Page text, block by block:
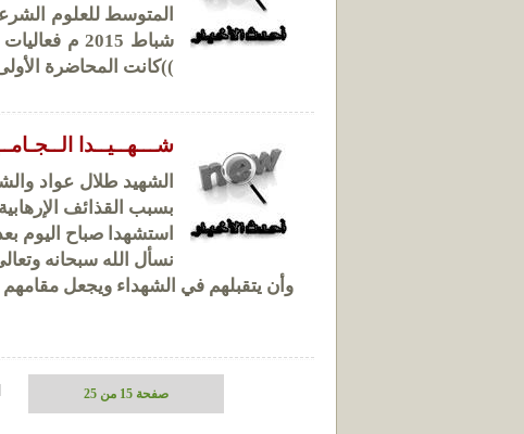
شباط 2015 م
))كانت المحاضرة
شـــهــيــدا
الشهيد طلال عواد
بسبب القذائف
استشهدا صباح اليوم
نسأل الله سبحانه
وأن يتقبلهم في الشهداء ويجعل
صفحة 15 من 25